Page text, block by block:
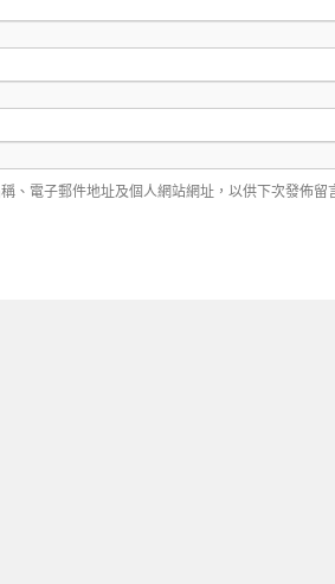
、電子郵件地址及個人網站網址，以供下次發佈留